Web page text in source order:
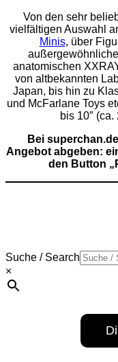
Von den sehr
vielfältigen Auswahl
Minis, über
anatomischen
von altbekannten
Japan, bis hin zu
und McFarlane Toys
bis 10″
Bei superchan.de
Angebot abgeben:
den Button
Suche / Search
×